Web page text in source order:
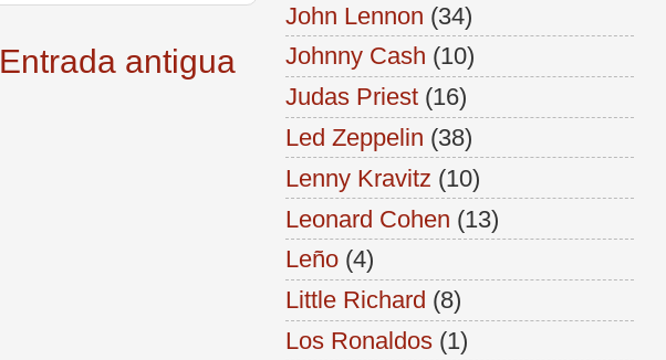
Entrada antigua
John Lennon (34)
Johnny Cash (10)
Judas Priest (16)
Led Zeppelin (38)
Lenny Kravitz (10)
Leonard Cohen (13)
Leño (4)
Little Richard (8)
Los Ronaldos (1)